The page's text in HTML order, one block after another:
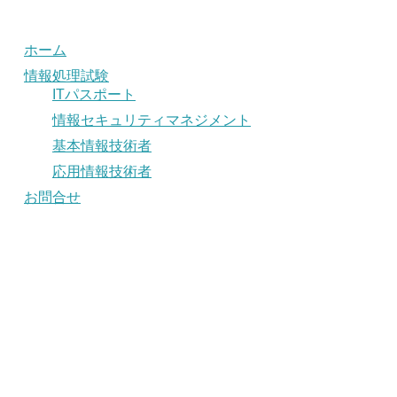
ホーム
情報処理試験
ITパスポート
情報セキュリティマネジメント
基本情報技術者
応用情報技術者
お問合せ